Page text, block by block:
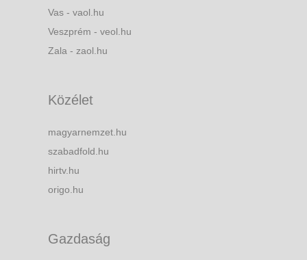
Vas - vaol.hu
Veszprém - veol.hu
Zala - zaol.hu
Közélet
magyarnemzet.hu
szabadfold.hu
hirtv.hu
origo.hu
Gazdaság